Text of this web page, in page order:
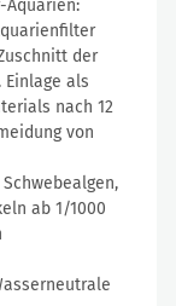
Aquarien:
der
als
nach 12
von
ab 1/1000